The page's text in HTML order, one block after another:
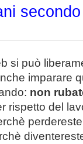
si può
imparare
non
rispetto del